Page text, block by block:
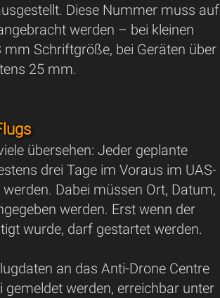
Diese Nummer muss auf
werden – bei kleinen
Schriftgröße, bei Geräten über
25 mm.
übersehen: Jeder geplante
drei Tage im Voraus im UAS-
Dabei müssen Ort, Datum,
werden. Erst wenn der
wurde, darf gestartet werden.
an das Anti-Drone Centre
gemeldet werden, erreichbar unter